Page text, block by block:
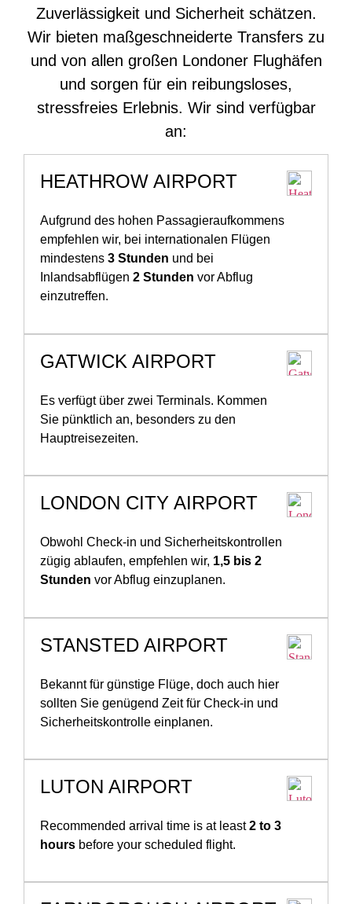
Zuverlässigkeit und Sicherheit schätzen.
Wir bieten maßgeschneiderte Transfers zu
und von allen großen Londoner Flughäfen
und sorgen für ein reibungsloses,
stressfreies Erlebnis. Wir sind verfügbar
an:
HEATHROW AIRPORT
Aufgrund des hohen Passagieraufkommens
empfehlen wir, bei internationalen Flügen
mindestens 3 Stunden und bei
Inlandsabflügen 2 Stunden vor Abflug
einzutreffen.
GATWICK AIRPORT
Es verfügt über zwei Terminals. Kommen
Sie pünktlich an, besonders zu den
Hauptreisezeiten.
LONDON CITY AIRPORT
Obwohl Check-in und Sicherheitskontrollen
zügig ablaufen, empfehlen wir, 1,5 bis 2
Stunden vor Abflug einzuplanen.
STANSTED AIRPORT
Bekannt für günstige Flüge, doch auch hier
sollten Sie genügend Zeit für Check-in und
Sicherheitskontrolle einplanen.
LUTON AIRPORT
Recommended arrival time is at least2 to 3
hours before your scheduled flight.